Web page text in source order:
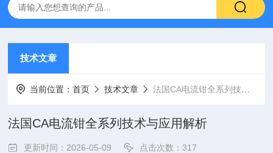
技术文章
当前位置：首页 技术文章 法国CA电流钳全系列技术与应用解析
法国CA电流钳全系列技术与应用解析
更新时间：2026-05-09 点击次数：317